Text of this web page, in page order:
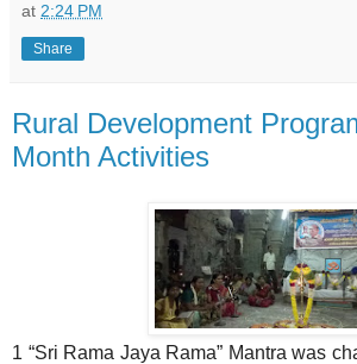
at 2:24 PM
Share
Rural Development
Month Activities
1 “Sri Rama Jaya Rama” Mantra was